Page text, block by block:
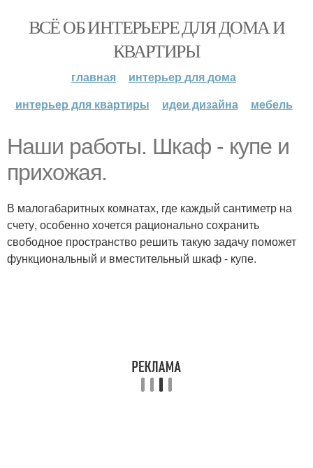
ВСЁ ОБ ИНТЕРЬЕРЕ ДЛЯ ДОМА И
КВАРТИРЫ
главная
интерьер для дома
интерьер для квартиры
идеи дизайна мебель
Наши работы. Шкаф - купе и
прихожая.
В малогабаритных комнатах, где каждый сантиметр на
счету, особенно хочется рационально сохранить
свободное пространство решить такую задачу поможет
функциональный и вместительный шкаф - купе.